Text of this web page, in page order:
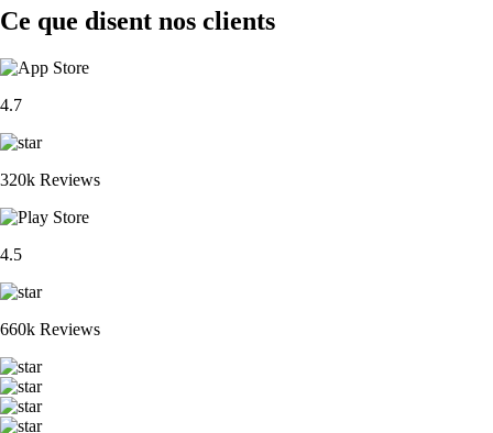
Ce que disent nos clients
4.7
320k Reviews
4.5
660k Reviews